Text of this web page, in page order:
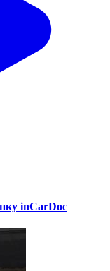
inCarDoc